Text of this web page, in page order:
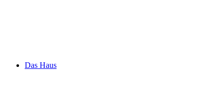
Das Haus